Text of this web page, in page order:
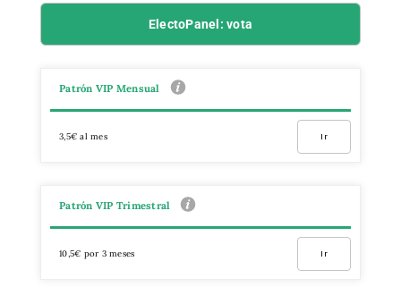
ElectoPanel: vota
Patrón VIP Mensual
3,5€ al mes Ir
Patrón VIP Trimestral
10,5€ por 3 meses Ir